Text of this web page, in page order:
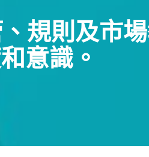
規則及市
意識。